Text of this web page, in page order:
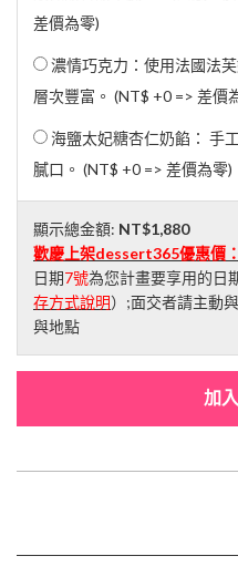
差價為零)
濃情巧克力：使用法國法
層次豐富。 (NT$ +0 => 差價
海鹽太妃糖杏仁奶餡： 手
膩口。 (NT$ +0 => 差價為零)
顯示總金額: NT$1,880
歡慶上架dessert365優惠價：
日期7號為您計畫要享用的日
存方式說明）;面交者請主動
與地點
加